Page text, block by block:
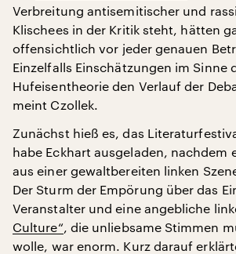
Verbreitung antisemitischer und
Klischees in der Kritik steht, hätten
offensichtlich vor jeder genauen
Einzelfalls Einschätzungen im Sinne
Hufeisentheorie den Verlauf der
meint Czollek.
Zunächst hieß es, das
habe Eckhart ausgeladen, nachdem
aus einer gewaltbereiten linken
Der Sturm der Empörung über das
Veranstalter und eine angebliche
Culture“, die unliebsame Stimmen
wolle, war enorm. Kurz darauf